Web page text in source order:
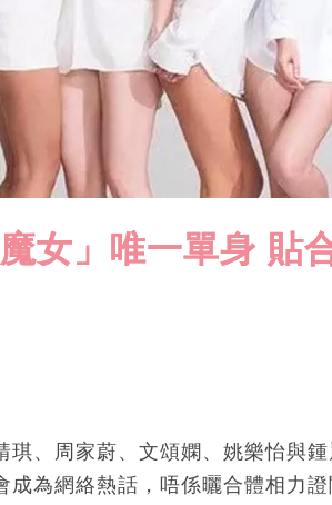
女」唯一單身 貼
琪、周家蔚、文頌嫻、姚樂怡與
成為網絡熱話，唔係曬合體相力